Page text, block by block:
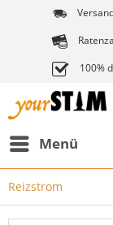
100%
Menü
Reizstrom